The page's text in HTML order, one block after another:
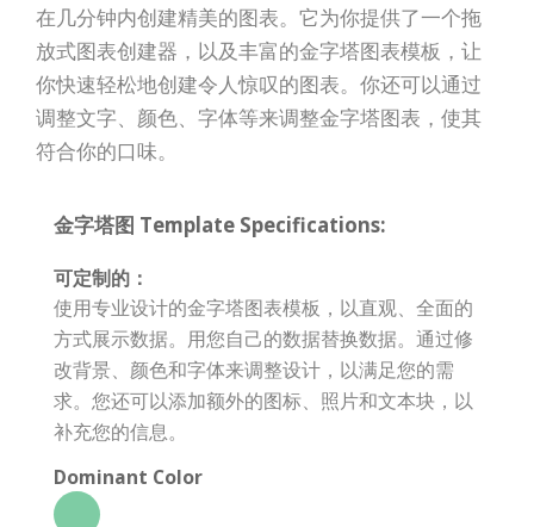
在几分钟内创建精美的图表。它为你提供了一个拖
放式图表创建器，以及丰富的金字塔图表模板，让
你快速轻松地创建令人惊叹的图表。你还可以通过
调整文字、颜色、字体等来调整金字塔图表，使其
符合你的口味。
金字塔图 Template Specifications:
可定制的：
使用专业设计的金字塔图表模板，以直观、全面的
方式展示数据。用您自己的数据替换数据。通过修
改背景、颜色和字体来调整设计，以满足您的需
求。您还可以添加额外的图标、照片和文本块，以
补充您的信息。
Dominant Color